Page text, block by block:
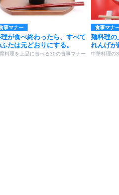
事マナー
が食べ終わったら、すべて
たは元どおりにする。
料理を上品に食べる30の食事マナー
食事マナ
麺料理の
れんげが
中華料理の